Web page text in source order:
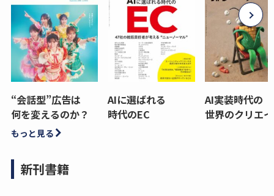
“会話型”広告は
何を変えるのか？
AIに選ばれる
時代のEC
AI実装時代の
世界のクリエ
もっと見る
新刊書籍